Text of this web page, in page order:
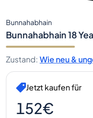
Bunnahabhain
Bunnahabhain 18
Zustand: Wie neu &
Jetzt kaufen für
152€